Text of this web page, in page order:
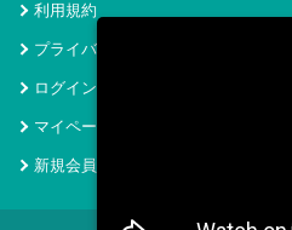
利用規約
プライバシーポリシー
ログイン
マイページ
新規会員登録